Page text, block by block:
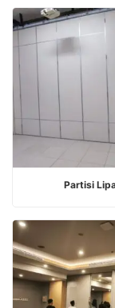
BACAPartisi